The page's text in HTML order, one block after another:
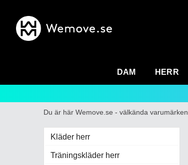
DAM HERR
Du är här Wemove.se - välkända varumärken
Kläder herr
Träningskläder herr